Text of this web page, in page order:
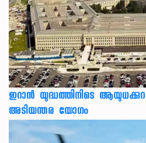
ഇറാന്‍ യുദ്ധത്തിനിടെ
അടിയന്തര യോഗം